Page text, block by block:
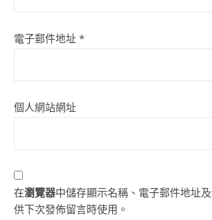
電子郵件地址 *
個人網站網址
在瀏覽器中儲存顯示名稱、電子郵件地址
供下次發佈留言時使用。